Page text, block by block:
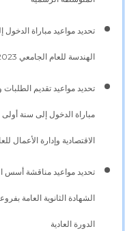
تحديد مواعيد مباراة
الهندسة للعام الجامعي 2023-2024
تحديد مواعيد تقديم
مباراة الدخول إلى سنة أولى
الاقتصادية وإدارة الأعمال للعام
تحديد مواعيد مناقشة أسس
الدورة العادية